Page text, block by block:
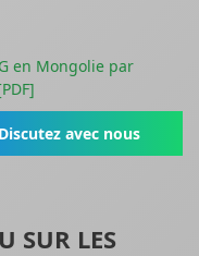
en Mongolie par
Discutez avec nous
SUR LES